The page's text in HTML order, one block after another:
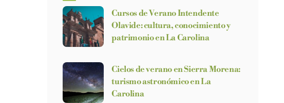
Cursos de Verano Intendente
Olavide: cultura, conocimiento y
patrimonio en La Carolina
Cielos de verano en Sierra Morena:
turismo astronómico en La
Carolina